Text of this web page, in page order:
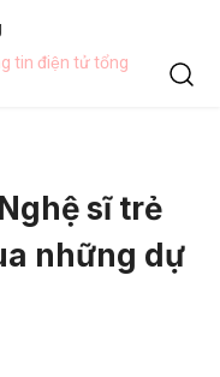
sĩ trẻ
những dự